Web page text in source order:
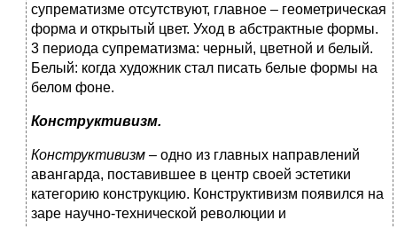
супрематизме отсутствуют, главное – геометрическая
форма и открытый цвет. Уход в абстрактные формы.
3 периода супрематизма: черный, цветной и белый.
Белый: когда художник стал писать белые формы на
белом фоне.
Конструктивизм.
Конструктивизм – одно из главных направлений
авангарда, поставившее в центр своей эстетики
категорию конструкцию. Конструктивизм появился на
заре научно-технической революции и